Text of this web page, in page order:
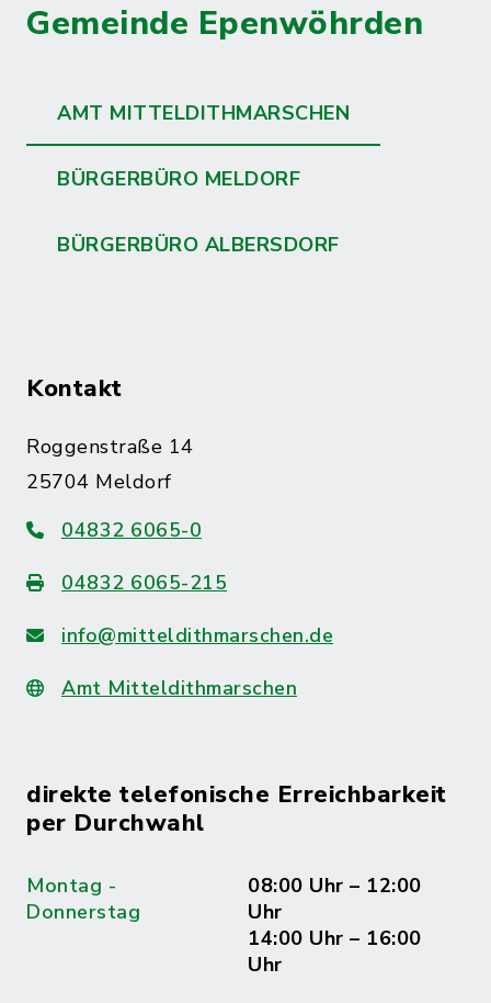
Gemeinde Epenwöhrden
AMT MITTELDITHMARSCHEN
BÜRGERBÜRO MELDORF
BÜRGERBÜRO ALBERSDORF
Kontakt
Roggenstraße 14
25704 Meldorf
04832 6065-0
04832 6065-215
info@mitteldithmarschen.de
Amt Mitteldithmarschen
direkte telefonische Erreichbarkeit
per Durchwahl
Montag -
Donnerstag
08:00 Uhr – 12:00
Uhr
14:00 Uhr – 16:00
Uhr